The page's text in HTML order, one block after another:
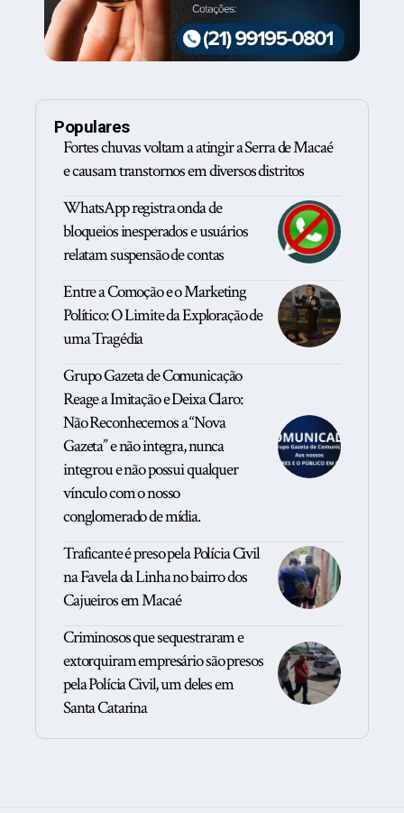
Populares
Fortes chuvas voltam a atingir a Serra de Macaé
e causam transtornos em diversos distritos
WhatsApp registra onda de
bloqueios inesperados e usuários
relatam suspensão de contas
Entre a Comoção e o Marketing
Político: O Limite da Exploração de
uma Tragédia
Grupo Gazeta de Comunicação
Reage a Imitação e Deixa Claro:
Não Reconhecemos a “Nova
Gazeta” e não integra, nunca
integrou e não possui qualquer
vínculo com o nosso
conglomerado de mídia.
Traficante é preso pela Polícia Civil
na Favela da Linha no bairro dos
Cajueiros em Macaé
Criminosos que sequestraram e
extorquiram empresário são presos
pela Polícia Civil, um deles em
Santa Catarina